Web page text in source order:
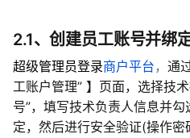
2.1、创建员工账号并绑
超级管理员登录商户平台 ， 通
工账户管理” 】页面，选择技
号”，填写技术负责人信息并
定，然后进行安全验证(操作